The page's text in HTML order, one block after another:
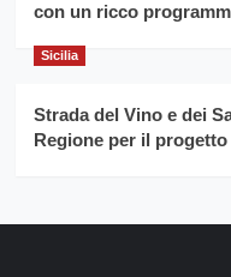
con un ricco
Sicilia
Strada del Vino e dei
Regione per il